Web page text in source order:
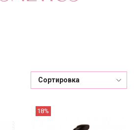
18%